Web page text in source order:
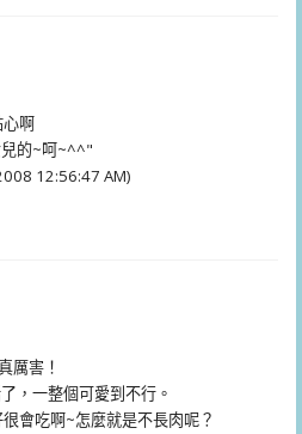
啊
的~呵~^^"
12:56:47 AM)
厲害！
，一整個可愛到不行。
會吃啊~怎麼就是不長肉呢？